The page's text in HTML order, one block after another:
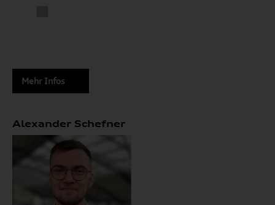
Mehr Infos
Alexander Schefner